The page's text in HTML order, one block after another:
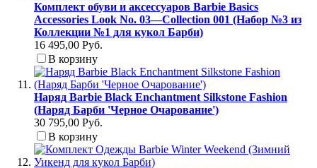
Комплект обуви и аксессуаров Barbie Basics
Accessories Look No. 03—Collection 001 (Набор №3 из
Коллекции №1 для кукол Барби)
16 495,00 Руб.
В корзину
Наряд Barbie Black Enchantment Silkstone Fashion
(Наряд Барби 'Черное Очарование')
30 795,00 Руб.
В корзину